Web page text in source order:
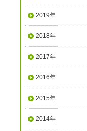
2019年
2018年
2017年
2016年
2015年
2014年